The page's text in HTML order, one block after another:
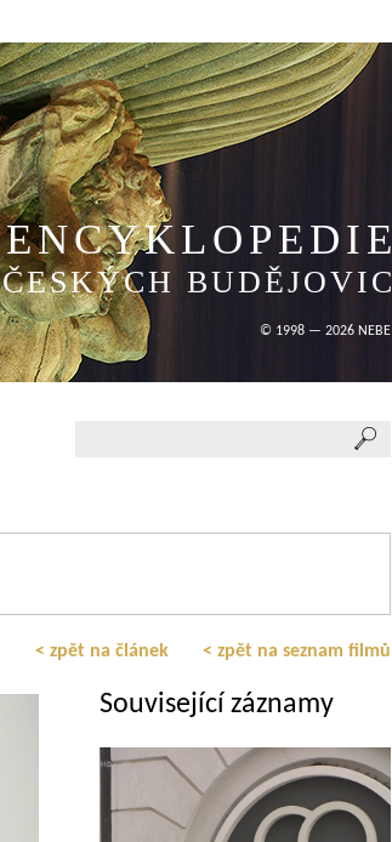
ENCYKLOPEDIE
ČESKÝCH BUDĚJOVIC
© 1998 — 2026 NEBE
< zpět na článek < zpět na seznam filmů
Související záznamy